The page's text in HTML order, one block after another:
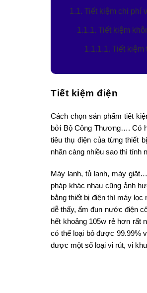
1.1. Tiết kiệm chi phí
1.1.1. Tiết kiệm
1.1.1.1. Tiết kiệm
Tiết kiệm điện
Cách chọn sản phẩm tiết
bởi Bộ Công Thương…. Có
tiêu thụ điện của từng thiết
nhãn càng nhiều sao thì tính
Máy lạnh, tủ lạnh, máy
pháp khác nhau cũng ảnh
bằng thiết bị điện thì máy
dễ thấy, ấm đun nước điện
hết khoảng 105w rẻ hơn rất
có thể loại bỏ được 99.99%
được một số loại vi rút, vi